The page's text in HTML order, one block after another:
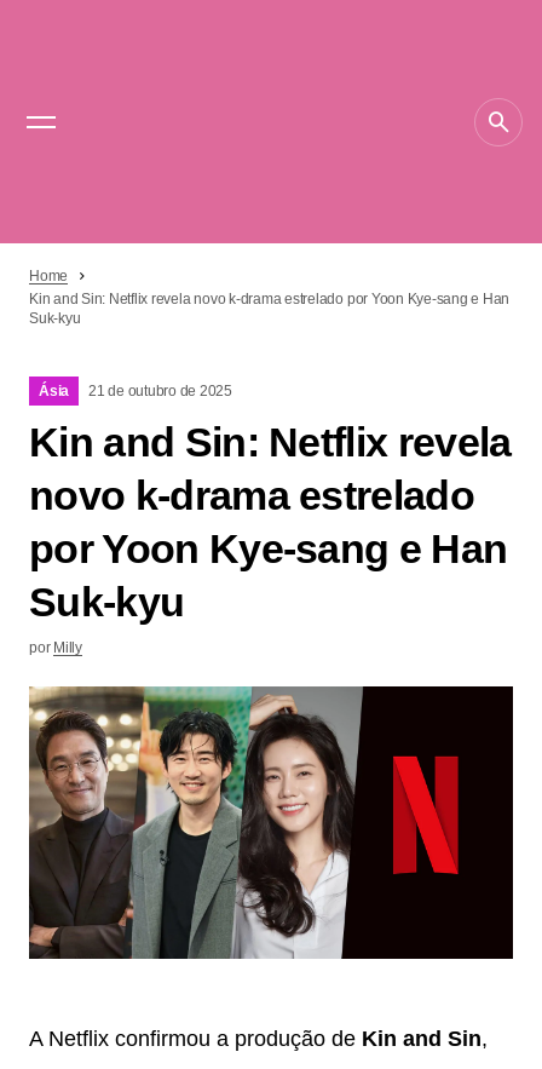
Home
Kin and Sin: Netflix revela novo k-drama estrelado por Yoon Kye-sang e Han
Suk-kyu
Ásia 21 de outubro de 2025
Kin and Sin: Netflix revela
novo k-drama estrelado
por Yoon Kye-sang e Han
Suk-kyu
por Milly
A Netflix confirmou a produção de Kin and Sin,